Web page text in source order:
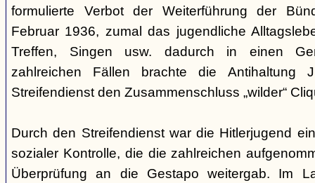
formulierte Verbot der Weiterführung der
Februar 1936, zumal das jugendliche
Treffen, Singen usw. dadurch in einen
zahlreichen Fällen brachte die Antihaltung
Streifendienst den Zusammenschluss „wilder“
Durch den Streifendienst war die Hitlerjugend
sozialer Kontrolle, die die zahlreichen
Überprüfung an die Gestapo weitergab. Im